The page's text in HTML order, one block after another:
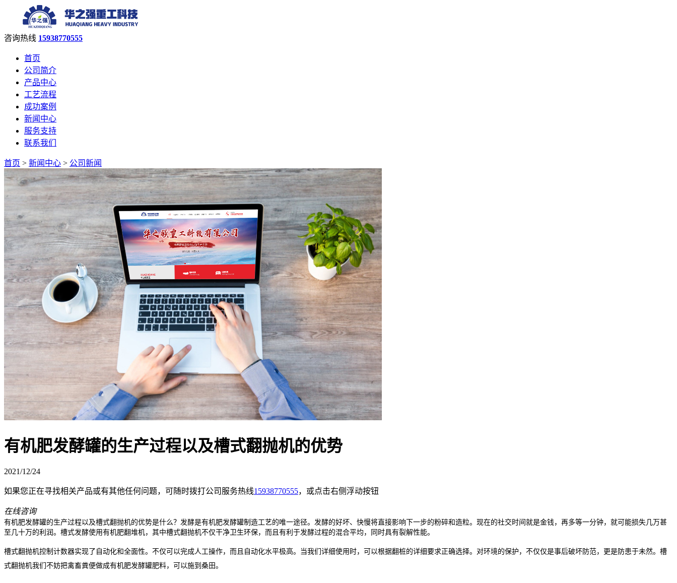
咨询热线 15938770555
首页
公司简介
产品中心
工艺流程
成功案例
新闻中心
服务支持
联系我们
首页 > 新闻中心 > 公司新闻
有机肥发酵罐的生产过程以及槽式翻抛机的优势
2021/12/24
如果您正在寻找相关产品或有其他任何问题，可随时拨打公司服务热线15938770555，或点击右侧浮动按钮
在线咨询
有机肥发酵罐的生产过程以及槽式翻抛机的优势是什么？ 发酵是有机肥发酵罐制造工艺的唯一途径。发酵的好坏、快慢将直接影响下一步的粉碎和造粒。现在的社交时间就是金钱，再多等一分钟，就可能损失几万甚
至几十万的利润。槽式发酵使用有机肥翻堆机，其中槽式翻抛机不仅干净卫生环保，而且有利于发酵过程的混合平均，同时具有裂解性能。
槽式翻抛机控制计数器实现了自动化和全面性。不仅可以完成人工操作，而且自动化水平极高。当我们详细使用时，可以根据翻桩的详细要求正确选择。对环境的保护，不仅仅是事后破坏防范，更是防患于未然。槽
式翻抛机我们不妨把禽畜粪便做成有机肥发酵罐肥料，可以施到桑田。